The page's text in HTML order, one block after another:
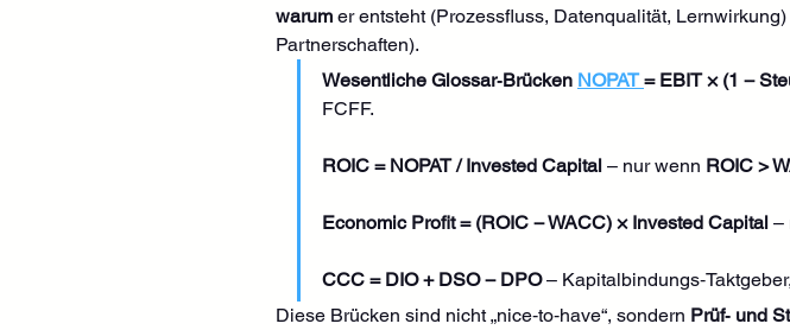
warum er entsteht (Prozessfluss, Datenqualität, Lernwirkung)
Partnerschaften).
Wesentliche Glossar‑Brücken NOPAT = EBIT × (1 −
FCFF.
ROIC = NOPAT / Invested Capital – nur wenn ROIC >
Economic Profit = (ROIC − WACC) × Invested Capital –
CCC = DIO + DSO − DPO –
Diese Brücken sind nicht „nice‑to‑have“, sondern Prüf‑ und